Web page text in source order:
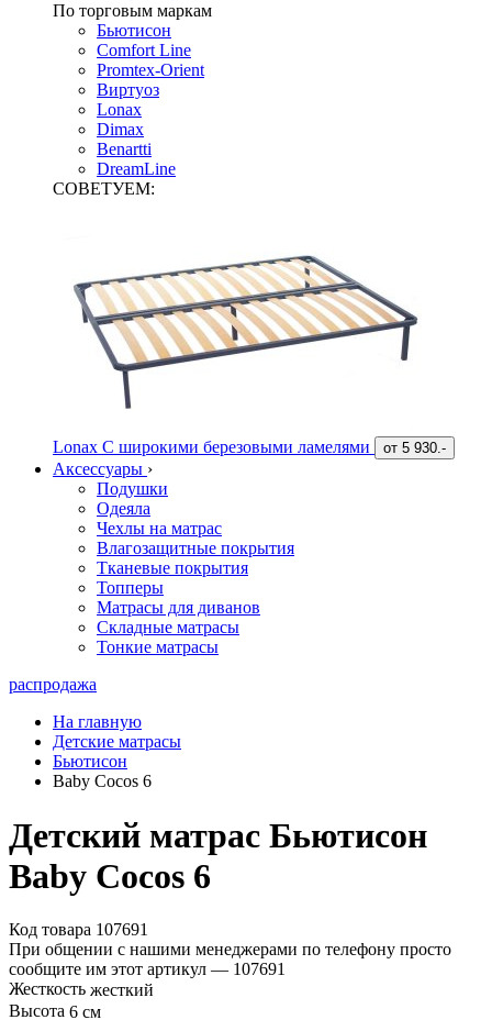
По торговым маркам
Бьютисон
Comfort Line
Promtex-Orient
Виртуоз
Lonax
Dimax
Benartti
DreamLine
СОВЕТУЕМ:
Lonax С широкими березовыми ламелями от 5 930.-
Аксессуары ›
Подушки
Одеяла
Чехлы на матрас
Влагозащитные покрытия
Тканевые покрытия
Топперы
Матрасы для диванов
Складные матрасы
Тонкие матрасы
распродажа
На главную
Детские матрасы
Бьютисон
Baby Cocos 6
Детский матрас Бьютисон
Baby Cocos 6
Код товара 107691
При общении с нашими менеджерами по телефону просто
сообщите им этот артикул — 107691
Жесткость жесткий
Высота 6 см